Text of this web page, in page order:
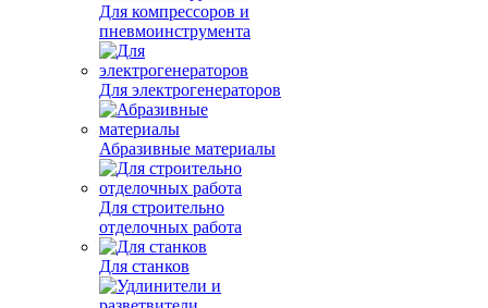
Для компрессоров и
пневмоинструмента
Для электрогенераторов
Абразивные материалы
Для строительно
отделочных работа
Для станков